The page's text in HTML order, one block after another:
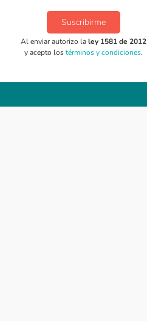
Suscribirme
Al enviar autorizo laley 1581 de 2012
y acepto lostérminos y condiciones.